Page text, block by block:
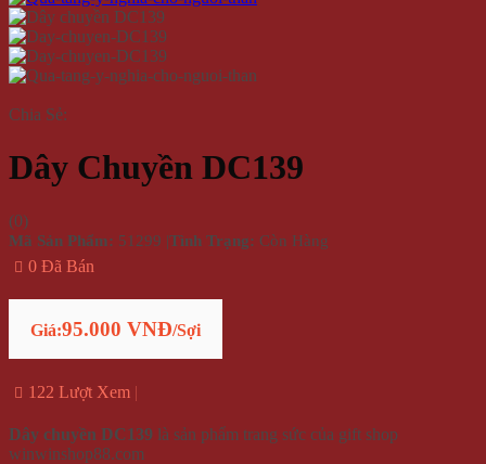
Chia Sẻ:
Dây Chuyền DC139
(0)
Mã Sản Phẩm: 51299 |Tình Trạng: Còn Hàng
0 Đã Bán
Giá:95.000 VNĐ/Sợi
122 Lượt Xem
Dây chuyền DC139 là sản phẩm trang sức của gift shop
winwinshop88.com